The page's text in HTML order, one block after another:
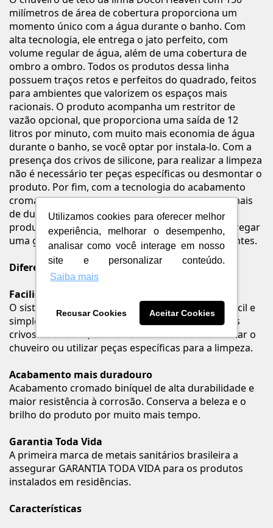
Utilizamos cookies para oferecer melhor
experiência, melhorar o desempenho,
analisar como você interage em nosso
site e personalizar conteúdo.
Saiba mais
Recusar Cookies Aceitar Cookies
milímetros de área de cobertura proporciona um
momento único com a água durante o banho. Com
alta tecnologia, ele entrega o jato perfeito, com
volume regular de água, além de uma cobertura de
ombro a ombro. Todos os produtos dessa linha
possuem traços retos e perfeitos do quadrado, feitos
para ambientes que valorizem os espaços mais
racionais. O produto acompanha um restritor de
vazão opcional, que proporciona uma saída de 12
litros por minuto, com muito mais economia de água
durante o banho, se você optar por instala-lo. Com a
presença dos crivos de silicone, para realizar a limpeza
não é necessário ter peças específicas ou desmontar o
produto. Por fim, com a tecnologia do acabamento
cromado da nossa marca, o produto tem 40% a mais
de durabilidade. Após os banhos de níquel, os
produtos são testados e verificados, a fim de entregar
uma garantia que dure por toda vida para os clientes.
Diferenciais do produto
Facilidade na limpeza
O sistema EasyClean proporciona uma limpeza fácil e
simples. Apenas com as mãos é possível limpar os
crivos de silicone, sem a necessidade de desmontar o
chuveiro ou utilizar peças específicas para a limpeza.
Acabamento mais duradouro
Acabamento cromado biníquel de alta durabilidade e
maior resistência à corrosão. Conserva a beleza e o
brilho do produto por muito mais tempo.
Garantia Toda Vida
A primeira marca de metais sanitários brasileira a
assegurar GARANTIA TODA VIDA para os produtos
instalados em residências.
Características